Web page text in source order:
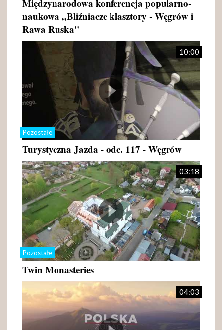
Międzynarodowa konferencja popularno-
naukowa „Bliźniacze klasztory - Węgrów i
Rawa Ruska"
Pozostałe
10:00
Turystyczna Jazda - odc. 117 - Węgrów
Pozostałe
03:18
Twin Monasteries
04:03